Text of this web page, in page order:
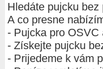
Hledáte pujcku
A co presne
- Pujcka pro OSVC
- Získejte pujcku
- Prijedeme k vám